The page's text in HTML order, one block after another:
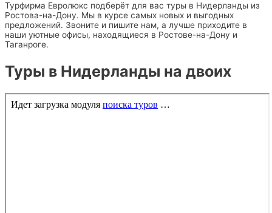
Турфирма Евролюкс подберёт для вас туры в Нидерланды из
Ростова-на-Дону. Мы в курсе самых новых и выгодных
предложений. Звоните и пишите нам, а лучше приходите в
наши уютные офисы, находящиеся в Ростове-на-Дону и
Таганроге.
Туры в Нидерланды на двоих